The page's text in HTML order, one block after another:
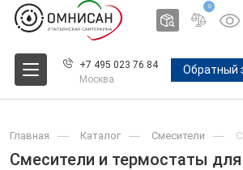
0
+7 495 023 76 84
Москва
Обратный
Главная Каталог Смесители
Смесители и термостаты